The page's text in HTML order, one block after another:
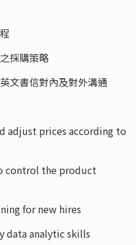
採購策略
文書信對內及對外溝通
adjust prices according to
control the product
for new hires
data analytic skills